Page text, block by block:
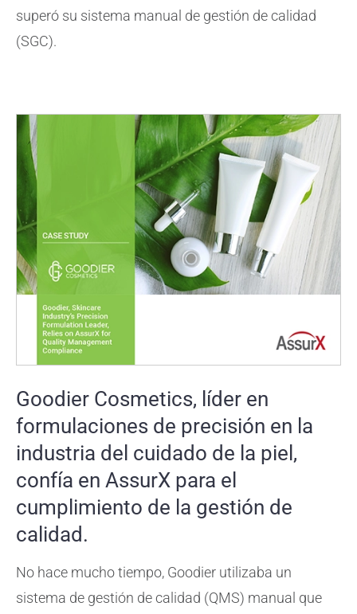
superó su sistema manual de gestión de calidad
(SGC).
Goodier Cosmetics, líder en
formulaciones de precisión en la
industria del cuidado de la piel,
confía en AssurX para el
cumplimiento de la gestión de
calidad.
No hace mucho tiempo, Goodier utilizaba un
sistema de gestión de calidad (QMS) manual que